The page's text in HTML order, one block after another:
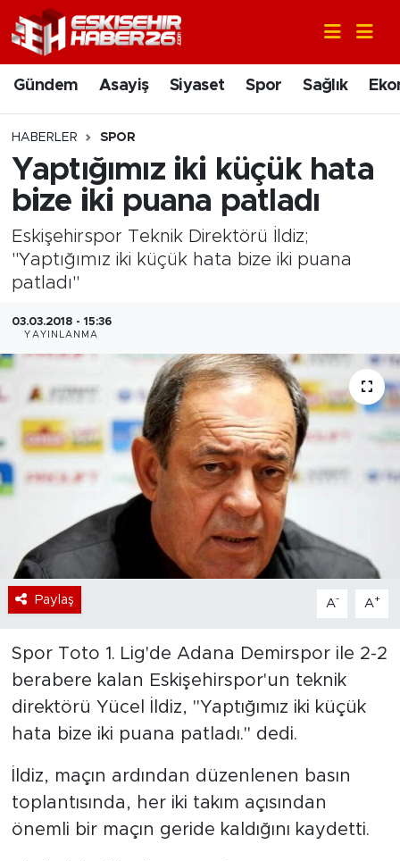
Gündem Asayiş Siyaset Spor Sağlık
HABERLER SPOR
Yaptığımız iki küçük hata
bize iki puana patladı
Eskişehirspor Teknik Direktörü İldiz;
"Yaptığımız iki küçük hata bize iki puana
patladı"
03.03.2018 - 15:36
YAYINLANMA
Paylaş A- A+
Spor Toto 1. Lig'de Adana Demirspor ile 2-2
berabere kalan Eskişehirspor'un teknik
direktörü Yücel İldiz, "Yaptığımız iki küçük
hata bize iki puana patladı." dedi.
İldiz, maçın ardından düzenlenen basın
toplantısında, her iki takım açısından
önemli bir maçın geride kaldığını kaydetti.
Gündem
Asayiş
Siyaset
Spor
Sağlık
Eğitim
Sanat
Bölge
Teknoloji
Magazin
Dünya
Sektör
Nöbetçi Eczaneler
Hava Durumu
Trafik Durumu
Süper Lig Puan Durumu ve Fikstür
Tüm Manşetler
Haber Arşivi